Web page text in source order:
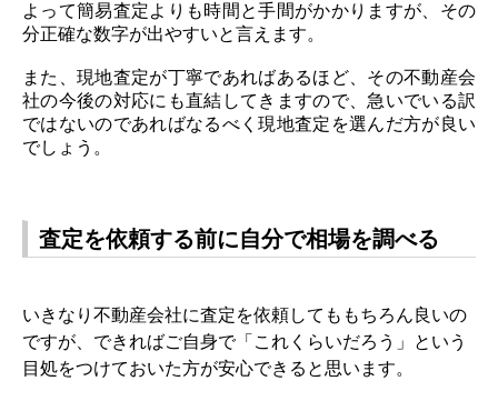
よって簡易査定よりも時間と手間がかかりますが、その
分正確な数字が出やすいと言えます。
また、現地査定が丁寧であればあるほど、その不動産会
社の今後の対応にも直結してきますので、急いでいる訳
ではないのであればなるべく現地査定を選んだ方が良い
でしょう。
査定を依頼する前に自分で相場を調べる
いきなり不動産会社に査定を依頼してももちろん良いの
ですが、できればご自身で「これくらいだろう」という
目処をつけておいた方が安心できると思います。